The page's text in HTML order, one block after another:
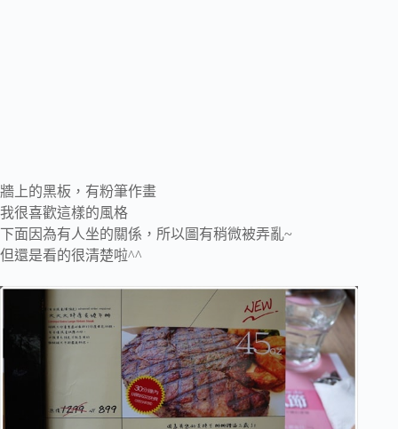
牆上的黑板，有粉筆作畫
我很喜歡這樣的風格
下面因為有人坐的關係，所以圖有稍微被弄亂~
但還是看的很清楚啦^^